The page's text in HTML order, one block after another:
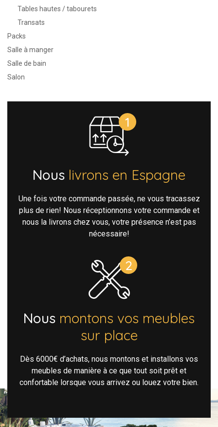
Tables hautes / tabourets
Transats
Packs
Salle à manger
Salle de bain
Salon
Nous livrons en Espagne
Une fois votre commande passée, ne vous tracassez
plus de rien! Nous réceptionnons votre commande et
nous la livrons chez vous, votre présence n’est pas
nécessaire!
Nous montons vos meubles
sur place
Dès 6000€ d’achats, nous montons et installons vos
meubles de manière à ce que tout soit prêt et
confortable lorsque vous arrivez ou louez votre bien.